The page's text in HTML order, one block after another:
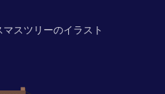
マスツリーのイラスト